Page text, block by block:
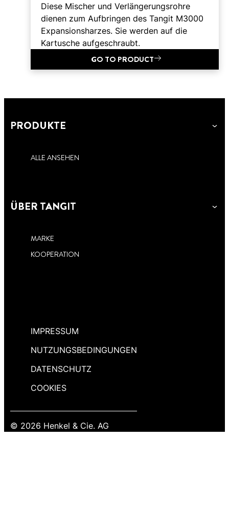
Diese Mischer und Verlängerungsrohre
dienen zum Aufbringen des Tangit M3000
Expansionsharzes. Sie werden auf die
Kartusche aufgeschraubt.
GO TO PRODUCT
PRODUKTE
ALLE ANSEHEN
ÜBER TANGIT
MARKE
KOOPERATION
IMPRESSUM
NUTZUNGSBEDINGUNGEN
DATENSCHUTZ
COOKIES
© 2026 Henkel & Cie. AG